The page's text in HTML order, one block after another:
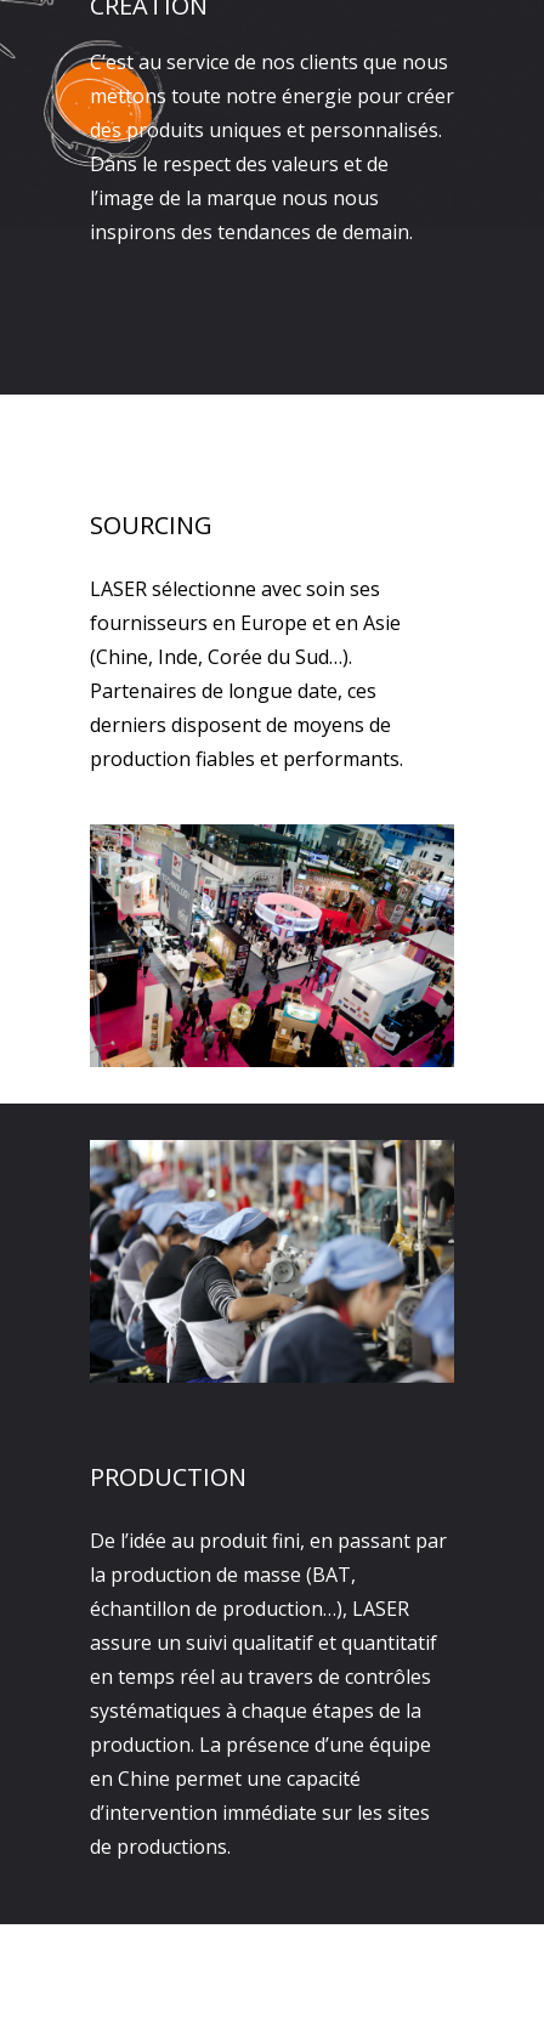
C’est au service de nos clients que nous
mettons toute notre énergie pour créer
des produits uniques et personnalisés.
Dans le respect des valeurs et de
l’image de la marque nous nous
inspirons des tendances de demain.
SOURCING
LASER sélectionne avec soin ses
fournisseurs en Europe et en Asie
(Chine, Inde, Corée du Sud…).
Partenaires de longue date, ces
derniers disposent de moyens de
production fiables et performants.
PRODUCTION
De l’idée au produit fini, en passant par
la production de masse (BAT,
échantillon de production…), LASER
assure un suivi qualitatif et quantitatif
en temps réel au travers de contrôles
systématiques à chaque étapes de la
production. La présence d’une équipe
en Chine permet une capacité
d’intervention immédiate sur les sites
de productions.